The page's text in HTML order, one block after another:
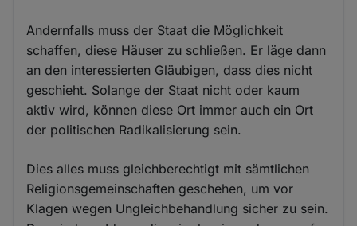
Andernfalls muss der Staat die Möglichkeit
schaffen, diese Häuser zu schließen. Er läge dann
an den interessierten Gläubigen, dass dies nicht
geschieht. Solange der Staat nicht oder kaum
aktiv wird, können diese Ort immer auch ein Ort
der politischen Radikalisierung sein.
Dies alles muss gleichberechtigt mit sämtlichen
Religionsgemeinschaften geschehen, um vor
Klagen wegen Ungleichbehandlung sicher zu sein.